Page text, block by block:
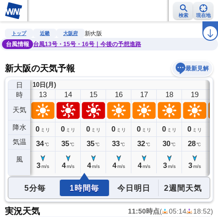
検索 現在地
雨雲レーダー 台風情報 地震情報 ラ
トップ 近畿 大阪府
新大阪
台風情報
台風13号・15号・16号｜今後の予想進路
新大阪の天気予報 最新見解
日
時
天気
降水
気温
風
10日(月)
12
0ミリ
33℃
13
0 ミリ
34℃
3 m/s
14
0 ミリ
35℃
4 m/s
15
0 ミリ
35℃
4 m/s
16
0 ミリ
33℃
4 m/s
17
0 ミリ
32℃
4 m/s
18
0 ミリ
30℃
3 m/s
19
0 ミリ
28℃
3 m/s
5分毎 1時間毎 今日明日 2週間天気
実況天気 11:50時点( 05:14 18:52)